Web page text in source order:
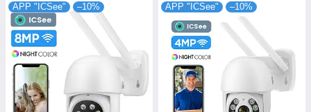
APP "ICSee" –10% APP "ICSee" –10%